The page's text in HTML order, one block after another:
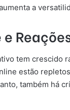
a
tem crescido
estão
também há